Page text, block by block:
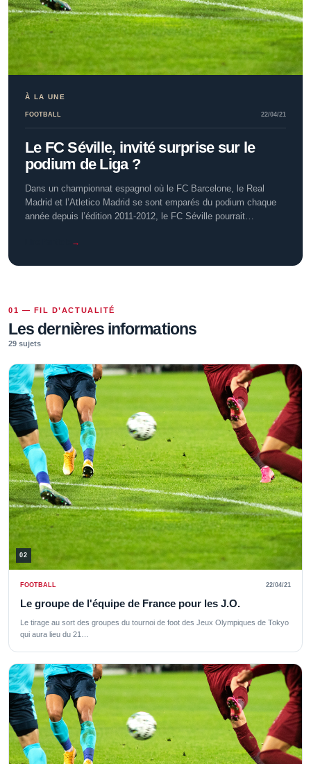
À LA UNE
FOOTBALL 22/04/21
Le FC Séville, invité surprise sur le
podium de Liga ?
Dans un championnat espagnol où le FC Barcelone, le Real
Madrid et l’Atletico Madrid se sont emparés du podium chaque
année depuis l’édition 2011-2012, le FC Séville pourrait…
→
01 — FIL D’ACTUALITÉ
Les dernières informations
29 sujets
02
FOOTBALL 22/04/21
Le groupe de l'équipe de France pour les J.O.
Le tirage au sort des groupes du tournoi de foot des Jeux Olympiques de Tokyo
qui aura lieu du 21…